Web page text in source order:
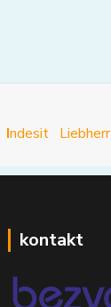
Indesit Liebherr
kontakt